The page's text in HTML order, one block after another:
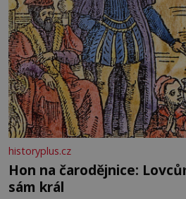
historyplus.cz
Hon na čarodějnice:
sám král